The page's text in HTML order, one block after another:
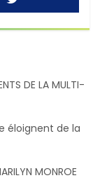
DE LA MULTI-
éloignent de la
MONROE